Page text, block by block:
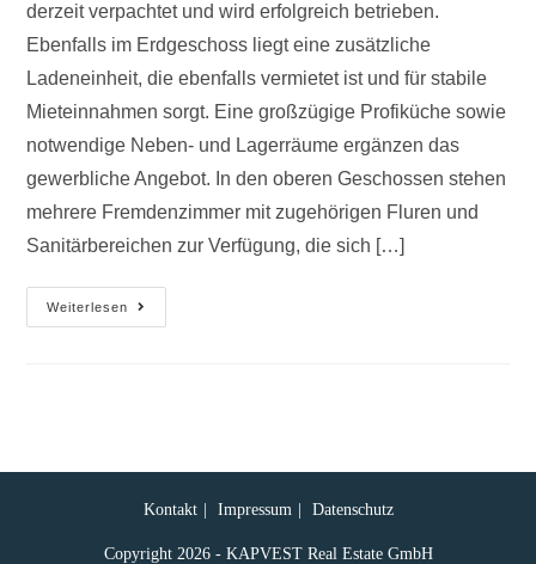
derzeit verpachtet und wird erfolgreich betrieben.
Ebenfalls im Erdgeschoss liegt eine zusätzliche
Ladeneinheit, die ebenfalls vermietet ist und für stabile
Mieteinnahmen sorgt. Eine großzügige Profiküche sowie
notwendige Neben- und Lagerräume ergänzen das
gewerbliche Angebot. In den oberen Geschossen stehen
mehrere Fremdenzimmer mit zugehörigen Fluren und
Sanitärbereichen zur Verfügung, die sich […]
Weiterlesen
Kontakt Impressum Datenschutz
Copyright 2026 - KAPVEST Real Estate GmbH